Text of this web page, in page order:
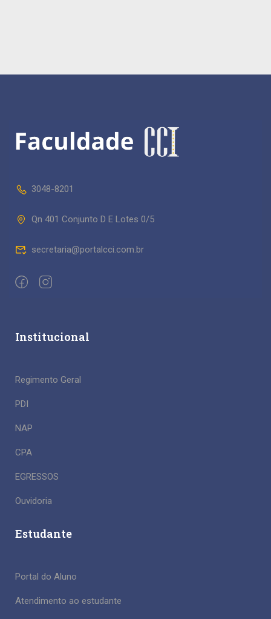
3048-8201
Qn 401 Conjunto D E Lotes 0/5
secretaria@portalcci.com.br
Institucional
Regimento Geral
PDI
NAP
CPA
EGRESSOS
Ouvidoria
Estudante
Portal do Aluno
Atendimento ao estudante